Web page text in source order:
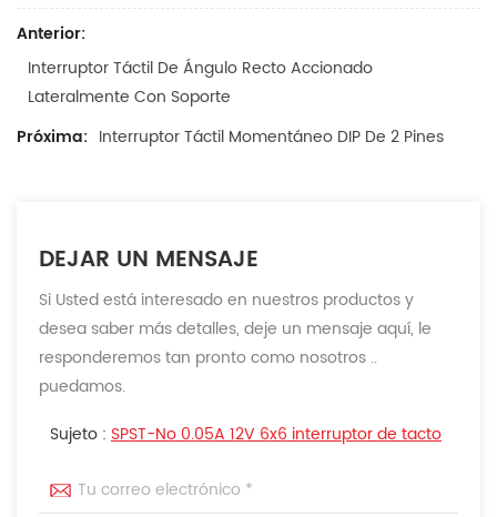
Anterior:
Interruptor Táctil De Ángulo Recto Accionado
Lateralmente Con Soporte
Próxima: Interruptor Táctil Momentáneo DIP De 2 Pines
DEJAR UN MENSAJE
Si Usted está interesado en nuestros productos y
desea saber más detalles, deje un mensaje aquí, le
responderemos tan pronto como nosotros ..
puedamos.
Sujeto : SPST-No 0.05A 12V 6x6 interruptor de tacto